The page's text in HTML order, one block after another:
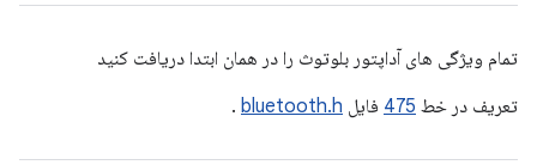
تمام ویژگی های آداپتور بلوتوث را در همان ابتدا دریافت کنید
تعریف در خط 475 فایل bluetooth.h
.